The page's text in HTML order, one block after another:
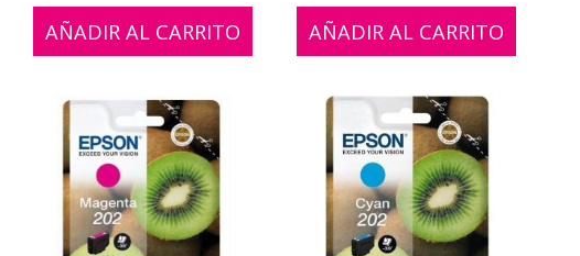
AÑADIR AL CARRITO AÑADIR AL CARRITO